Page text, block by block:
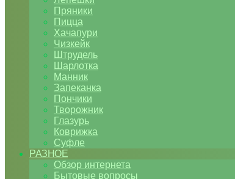
Пряники
Пицца
Хачапури
Чизкейк
Штрудель
Шарлотка
Манник
Запеканка
Пончики
Творожник
Глазурь
Коврижка
Суфле
РАЗНОЕ
Обзор интернета
Бытовые вопросы